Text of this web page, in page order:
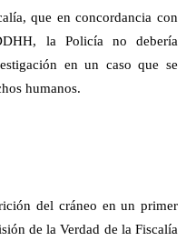
que en concordancia con
la Policía no debería
en un caso que se
humanos.
del cráneo en un primer
de la Verdad de la Fiscalía